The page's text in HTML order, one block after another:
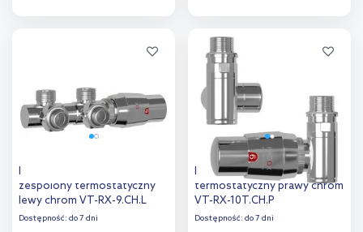
Dodaj do
porównania
Radox RX9T zawór
zespolony termostatyczny
lewy chrom VT-RX-9.CH.L
Dostępność: do 7 dni
Radox RX10T zestaw
termostatyczny prawy chrom
VT-RX-10T.CH.P
Dostępność: do 7 dni